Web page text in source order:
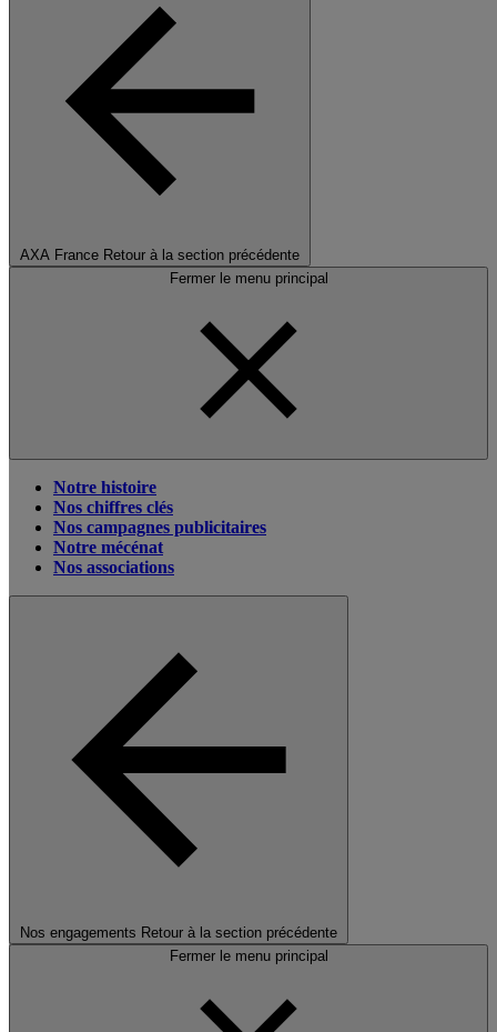
AXA France Retour à la section précédente
Fermer le menu principal
Notre histoire
Nos chiffres clés
Nos campagnes publicitaires
Notre mécénat
Nos associations
Nos engagements Retour à la section précédente
Fermer le menu principal